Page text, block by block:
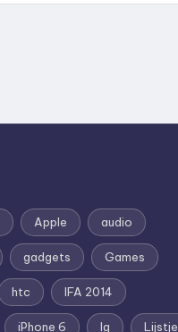
Apple audio
gadgets Games
htc IFA 2014
iPhone 6 lg Lijstje